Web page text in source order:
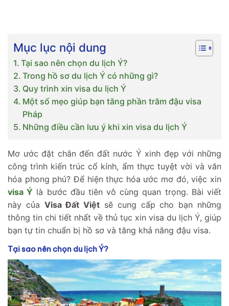
Mục lục nội dung
Tại sao nên chọn du lịch Ý?
Trong hồ sơ du lịch Ý có những gì?
Quy trình xin visa du lịch Ý
Một số mẹo giúp bạn tăng phần trăm đậu visa
Pháp
Những điều cần lưu ý khi xin visa du lịch Ý
Mơ ước đặt chân đến đất nước Ý xinh đẹp với những
công trình kiến trúc cổ kính, ẩm thực tuyệt vời và văn
hóa phong phú? Để hiện thực hóa ước mơ đó, việc xin
visa Ý là bước đầu tiên vô cùng quan trọng. Bài viết
này của Visa Đất Việt sẽ cung cấp cho bạn những
thông tin chi tiết nhất về thủ tục xin visa du lịch Ý, giúp
bạn tự tin chuẩn bị hồ sơ và tăng khả năng đậu visa.
Tại sao nên chọn du lịch Ý?